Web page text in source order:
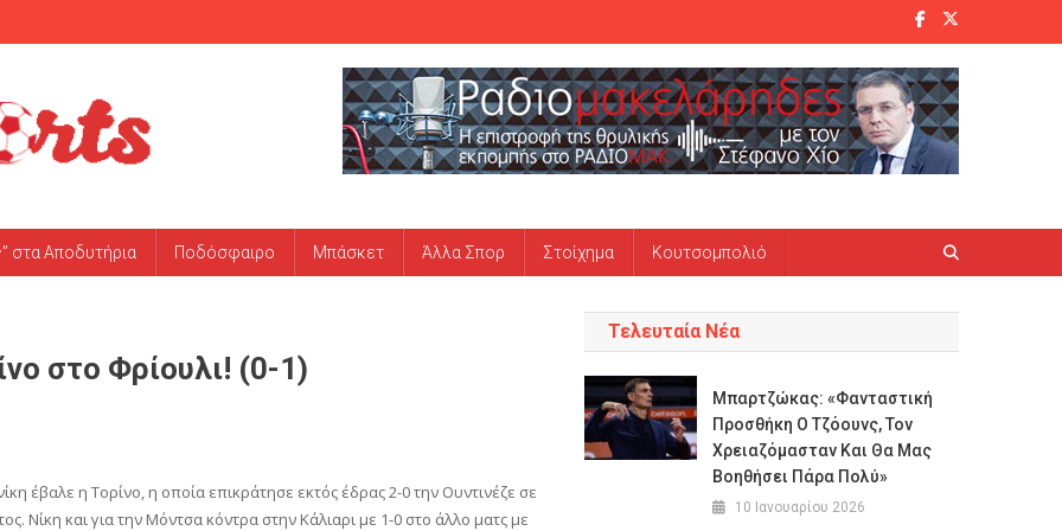
στα Αποδυτήρια Ποδόσφαιρο Μπάσκετ Άλλα Σπορ Στοίχημα Κουτσομπολιό
στο Φρίουλι! (0-1)
έβαλε η Τορίνο, η οποία επικράτησε εκτός έδρας 2-0 την Ουντινέζε σε
Νίκη και για την Μόντσα κόντρα στην Κάλιαρι με 1-0 στο άλλο ματς με
Τελευταία Νέα
Μπαρτζώκας: «Φανταστική
Προσθήκη Ο Τζόουνς, Τον
Χρειαζόμασταν Και Θα Μας
Βοηθήσει Πάρα Πολύ»
10 Ιανουαρίου 2026